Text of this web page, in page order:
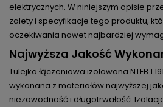
elektrycznych. W niniejszym opisie
zalety i specyfikacje tego produktu,
oczekiwania nawet najbardziej
Najwyższa Jakość
Tulejka łączeniowa izolowana NTFB 1
wykonana z materiałów najwyższej
niezawodność i długotrwałość.